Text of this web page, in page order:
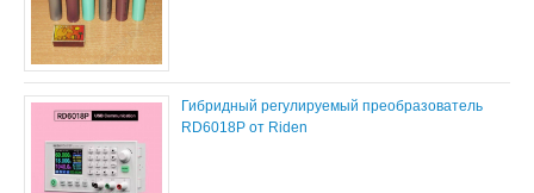
Гибридный регулируемый преобразователь
RD6018P от Riden